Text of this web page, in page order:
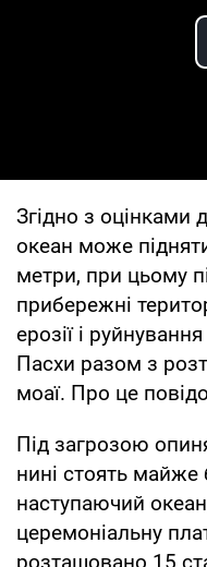
Згідно з оцінками
океан може
метри, при цьому
прибережні
ерозії і
Пасхи разом з
моаї. Про це
Під загрозою
нині стоять майже
наступаючий
церемоніальну
розташовано 15